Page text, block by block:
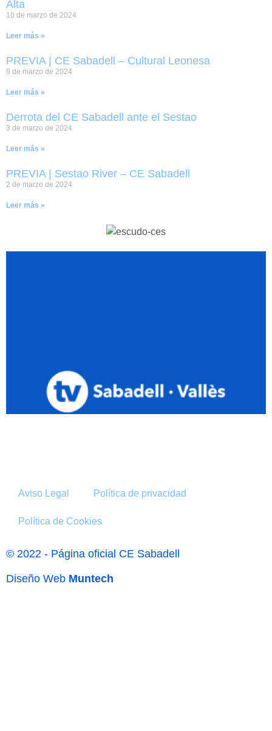
Alta
10 de marzo de 2024
Leer más »
PREVIA | CE Sabadell – Cultural Leonesa
9 de marzo de 2024
Leer más »
Derrota del CE Sabadell ante el Sestao
3 de marzo de 2024
Leer más »
PREVIA | Sestao River – CE Sabadell
2 de marzo de 2024
Leer más »
Aviso Legal Política de privacidad
Política de Cookies
© 2022 - Página oficial CE Sabadell
Diseño Web Muntech